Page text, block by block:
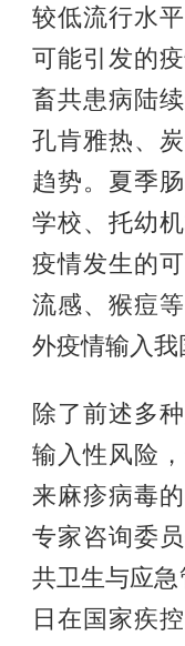
较低流行水
可能引发的
畜共患病陆
孔肯雅热、
趋势。夏季
学校、托幼
疫情发生的
流感、猴痘
外疫情输入我
除了前述多
输入性风险
来麻疹病毒
专家咨询委
共卫生与应
日在国家疾